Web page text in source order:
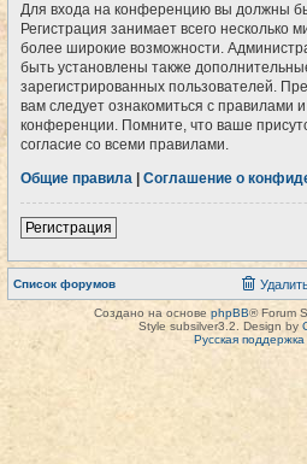
Для входа на конференцию вы должны
Регистрация занимает всего несколько
более широкие возможности.
быть установлены также
зарегистрированных пользователей.
вам следует ознакомиться с правилами
конференции. Помните, что ваше
согласие со всеми правилами.
Общие правила
Соглашение о
Регистрация
Список форумов
Создано на основе phpBB® Forum
Style subsilver3.2. Design by
Русская